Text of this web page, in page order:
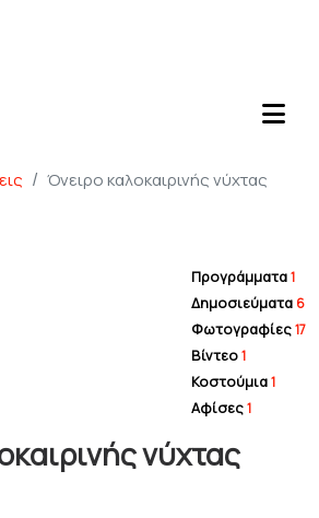
Όνειρο καλοκαιρινής νύχτας
Προγράμματα 1
Δημοσιεύματα 6
Φωτογραφίες 17
Βίντεο 1
Κοστούμια 1
Αφίσες 1
νύχτας